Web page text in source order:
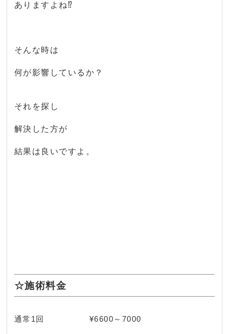
ありますよね⁉
そんな時は
何が影響しているか？
それを探し
解決した方が
結果は良いですよ。
☆施術料金
通常1回 ¥6600～7000